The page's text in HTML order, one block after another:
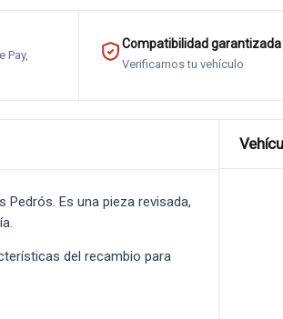
Pay,
Compatibilidad garantizada
Verificamos tu vehículo
Pedrós. Es una pieza revisada,
del recambio para